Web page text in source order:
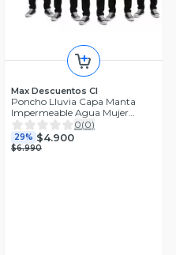
Max Descuentos Cl
Poncho Lluvia Capa Manta
Impermeable Agua Mujer
Hombre
0(0)
29% $4.900
$6.990